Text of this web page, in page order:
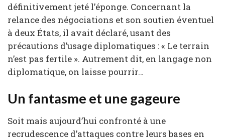
définitivement jeté l’éponge. Concernant la
relance des négociations et son soutien éventuel
à deux États, il avait déclaré, usant des
précautions d’usage diplomatiques : « Le terrain
n’est pas fertile ». Autrement dit, en langage non
diplomatique, on laisse pourrir…
Un fantasme et une gageure
Soit mais aujourd’hui confronté à une
recrudescence d’attaques contre leurs bases en